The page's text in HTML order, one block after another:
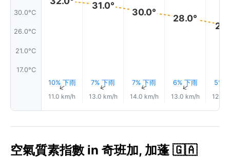
30.0°C
26.0°C
21.0°C
17.0°C
10% 下雨
↑
11.0 km/h
31.0°
7% 下雨
↑
13.0 km/h
30.0°
7% 下雨
↑
14.0 km/h
28.0°
6% 下雨
↑
13.0 km/h
5%
12.0
空氣質素指數 in 奇班加, 加蓬 🇬🇦